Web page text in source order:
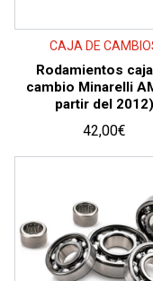
CAJA DE
Rodamientos
cambio Minarelli
partir del 2012)
42,00€